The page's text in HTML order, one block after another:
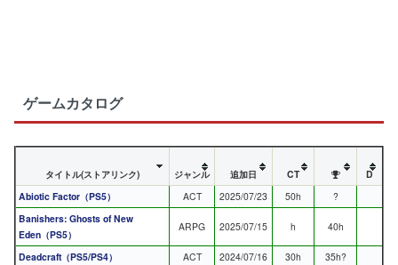
ゲームカタログ
タイトル(ストアリンク) ジャンル 追加日 CT
D
Abiotic Factor（PS5）
ACT 2025/07/23 50h
?
Banishers: Ghosts of New
Eden（PS5）
ARPG 2025/07/15 h 40h
Deadcraft（PS5/PS4） ACT 2024/07/16 30h
35h?